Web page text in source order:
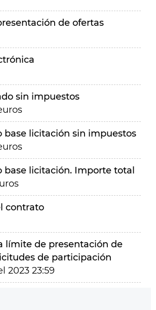
de ofertas
sin impuestos
base licitación sin impuestos
base licitación. Importe total
contrato
límite de presentación de
de participación
2023 23:59